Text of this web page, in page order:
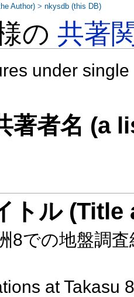
の共著
under
著者名 (a
トル
8での地盤調
at Takasu
Author) >nkysdb (this DB)